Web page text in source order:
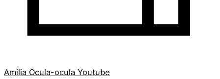
Amilia Ocula-ocula Youtube